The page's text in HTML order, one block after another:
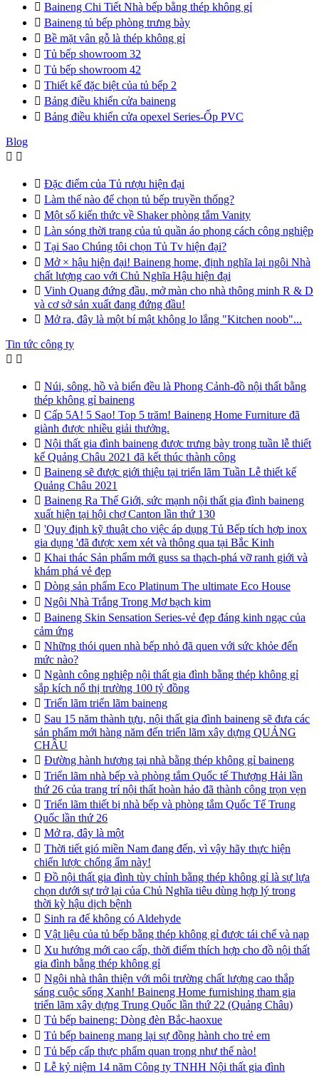
 Baineng Chi Tiết Nhà bếp bằng thép không gỉ
 Baineng tủ bếp phòng trưng bày
 Bề mặt vân gỗ là thép không gỉ
 Tủ bếp showroom 32
 Tủ bếp showroom 42
 Thiết kế đặc biệt của tủ bếp 2
 Bảng điều khiển cửa baineng
 Bảng điều khiển cửa opexel Series-Ốp PVC
Blog
 
 Đặc điểm của Tủ rượu hiện đại
 Làm thế nào để chọn tủ bếp truyền thống?
 Một số kiến thức về Shaker phòng tắm Vanity
 Làn sóng thời trang của tủ quần áo phong cách công nghiệp
 Tại Sao Chúng tôi chọn Tủ Tv hiện đại?
 Mở × hậu hiện đại! Baineng home, định nghĩa lại ngôi Nhà
chất lượng cao với Chủ Nghĩa Hậu hiện đại
 Vinh Quang đứng đầu, mở màn cho nhà thông minh R & D
và cơ sở sản xuất đang đứng đầu!
 Mở ra, đây là một bí mật không lo lắng "Kitchen noob"...
Tin tức công ty
 
 Núi, sông, hồ và biển đều là Phong Cảnh-đồ nội thất bằng
thép không gỉ baineng
 Cấp 5A! 5 Sao! Top 5 trăm! Baineng Home Furniture đã
giành được nhiều giải thưởng.
 Nội thất gia đình baineng được trưng bày trong tuần lễ thiết
kế Quảng Châu 2021 đã kết thúc thành công
 Baineng sẽ được giới thiệu tại triển lãm Tuần Lễ thiết kế
Quảng Châu 2021
 Baineng Ra Thế Giới, sức mạnh nội thất gia đình baineng
xuất hiện tại hội chợ Canton lần thứ 130
 'Quy định kỹ thuật cho việc áp dụng Tủ Bếp tích hợp inox
gia dụng 'đã được xem xét và thông qua tại Bắc Kinh
 Khai thác Sản phẩm mới guss sa thạch-phá vỡ ranh giới và
khám phá vẻ đẹp
 Dòng sản phẩm Eco Platinum The ultimate Eco House
 Ngôi Nhà Trắng Trong Mơ bạch kim
 Baineng Skin Sensation Series-vẻ đẹp đáng kinh ngạc của
cảm ứng
 Những thói quen nhà bếp nhỏ đã quen với sức khỏe đến
mức nào?
 Ngành công nghiệp nội thất gia đình bằng thép không gỉ
sắp kích nổ thị trường 100 tỷ đồng
 Triển lãm triển lãm baineng
 Sau 15 năm thành tựu, nội thất gia đình baineng sẽ đưa các
sản phẩm mới hàng năm đến triển lãm xây dựng QUẢNG
CHÂU
 Đường hành hương tại nhà bằng thép không gỉ baineng
 Triển lãm nhà bếp và phòng tắm Quốc tế Thượng Hải lần
thứ 26 của trang trí nội thất hoàn hảo đã thành công trọn vẹn
 Triển lãm thiết bị nhà bếp và phòng tắm Quốc Tế Trung
Quốc lần thứ 26
 Mở ra, đây là một
 Thời tiết gió miền Nam đang đến, vì vậy hãy thực hiện
chiến lược chống ẩm này!
 Đồ nội thất gia đình tùy chỉnh bằng thép không gỉ là sự lựa
chọn dưới sự trở lại của Chủ Nghĩa tiêu dùng hợp lý trong
thời kỳ hậu dịch bệnh
 Sinh ra để không có Aldehyde
 Vật liệu của tủ bếp bằng thép không gỉ được tái chế và nạp
 Xu hướng mới cao cấp, thời điểm thích hợp cho đồ nội thất
gia đình bằng thép không gỉ
 Ngôi nhà thân thiện với môi trường chất lượng cao thắp
sáng cuộc sống Xanh! Baineng Home furnishing tham gia
triển lãm xây dựng Trung Quốc lần thứ 22 (Quảng Châu)
 Tủ bếp baineng: Dòng đèn Bắc-haoxue
 Tủ bếp baineng mang lại sự đồng hành cho trẻ em
 Tủ bếp cấp thực phẩm quan trọng như thế nào!
 Lễ kỷ niệm 14 năm Công ty TNHH Nội thất gia đình